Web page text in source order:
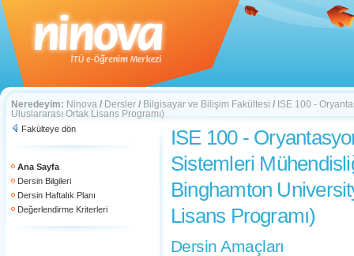
Neredeyim: Ninova / Dersler / Bilgisayar ve Bilişim Fakültesi / ISE 100 -
Uluslararası Ortak Lisans Programı)
Fakülteye dön
Ana Sayfa
Dersin Bilgileri
Dersin Haftalık Planı
Değerlendirme Kriterleri
ISE 100 -
Sistemleri
Binghamton
Lisans Programı)
Dersin Amaçları